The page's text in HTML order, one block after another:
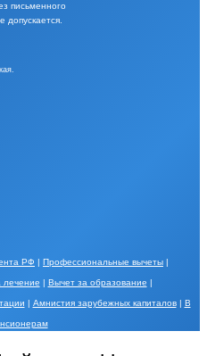
письменного
РФ | Профессиональные вычеты |
лечение | Вычет за образование |
| Амнистия зарубежных капиталов| В
данных и меры по их защите описаны в